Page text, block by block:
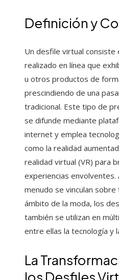
Definición y
Un desfile virtual consiste
realizado en línea que
u otros productos de
prescindiendo de una
tradicional. Este tipo de
se difunde mediante
internet y emplea
como la realidad
realidad virtual (VR) para
experiencias envolventes.
menudo se vinculan sobre
ámbito de la moda, los
también se utilizan en
entre ellas la tecnología y
La